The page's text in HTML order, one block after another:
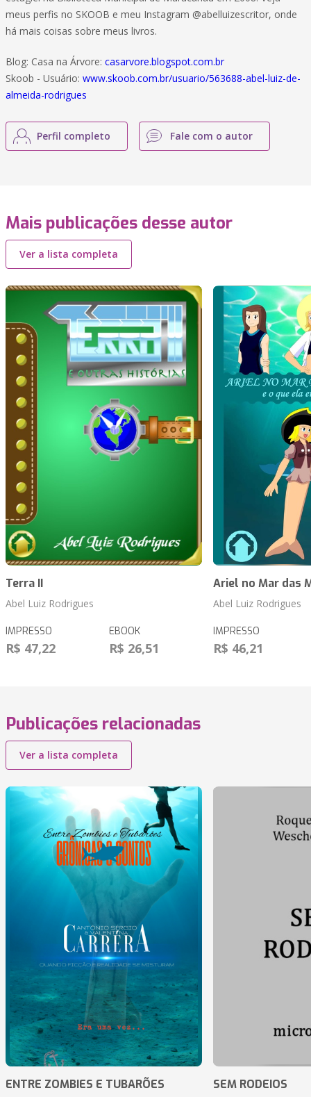
meus perfis no SKOOB e meu Instagram @abelluizescritor, onde
há mais coisas sobre meus livros.
Blog: Casa na Árvore: casarvore.blogspot.com.br
Skoob - Usuário: www.skoob.com.br/usuario/563688-abel-luiz-de-
almeida-rodrigues
Perfil completo Fale com o autor
Mais publicações desse autor
Ver a lista completa
Terra II
Abel Luiz Rodrigues
IMPRESSO
R$ 47,22
EBOOK
R$ 26,51
Ariel no Mar das
Abel Luiz Rodrigues
IMPRESSO
R$ 46,21
Publicações relacionadas
Ver a lista completa
ENTRE ZOMBIES E TUBARÕES SEM RODEIOS